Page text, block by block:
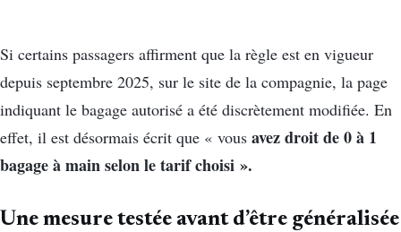
Si certains passagers affirment que la règle est en vigueur
depuis septembre 2025, sur le site de la compagnie, la page
indiquant le bagage autorisé a été discrètement modifiée. En
effet, il est désormais écrit que « vous avez droit de 0 à 1
bagage à main selon le tarif choisi ».
Une mesure testée avant d’être généralisée